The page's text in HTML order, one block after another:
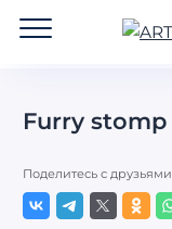
Furry stomp
Поделитесь с друзьями